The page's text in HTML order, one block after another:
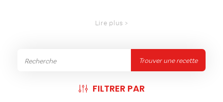
Trouver une recette
FILTRER PAR